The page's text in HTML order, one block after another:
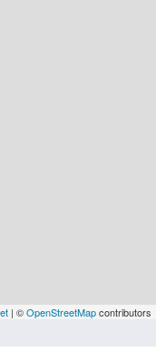
| ©OpenStreetMapcontributors